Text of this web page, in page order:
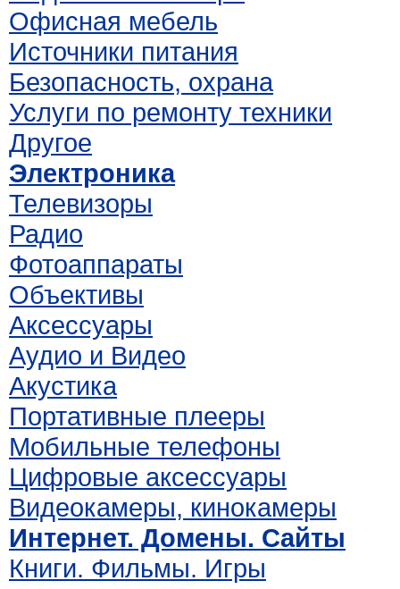
Офисная мебель
Источники питания
Безопасность, охрана
Услуги по ремонту техники
Другое
Электроника
Телевизоры
Радио
Фотоаппараты
Объективы
Аксессуары
Аудио и Видео
Акустика
Портативные плееры
Мобильные телефоны
Цифровые аксессуары
Видеокамеры, кинокамеры
Интернет. Домены. Сайты
Книги. Фильмы. Игры